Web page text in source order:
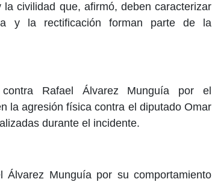
civilidad que, afirmó, deben caracterizar
y la rectificación forman parte de la
Rafael Álvarez Munguía por el
la agresión física contra el diputado Omar
durante el incidente.
Álvarez Munguía por su comportamiento